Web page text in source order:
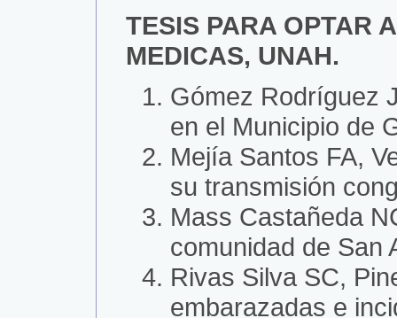
TESIS PARA OPTAR
MEDICAS, UNAH.
Gómez Rodríguez
en el Municipio de
Mejía Santos FA,
su transmisión
Mass Castañeda
comunidad de San
Rivas Silva SC,
embarazadas e